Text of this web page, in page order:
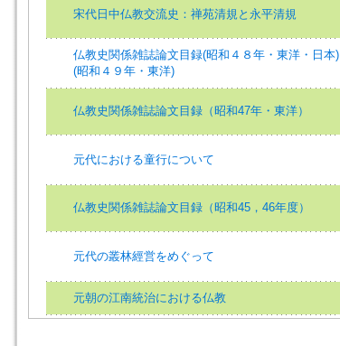
宋代日中仏教交流史：禅苑清規と永平清規
仏教史関係雑誌論文目録(昭和４８年・東洋・日本)
(昭和４９年・東洋)
仏教史関係雑誌論文目録（昭和47年・東洋）
元代における童行について
仏教史関係雑誌論文目録（昭和45，46年度）
元代の叢林經営をめぐって
元朝の江南統治における仏教